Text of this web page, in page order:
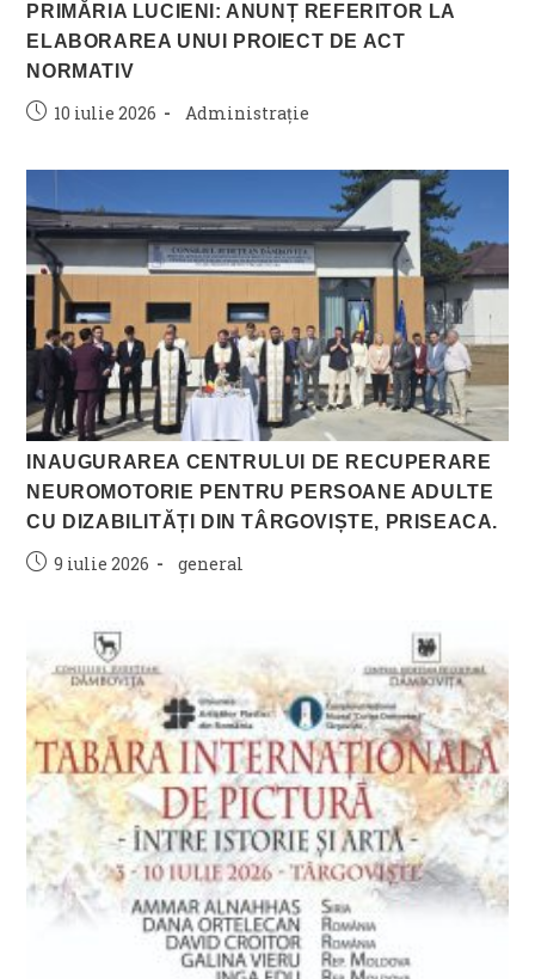
PRIMĂRIA LUCIENI: ANUNȚ REFERITOR LA
ELABORAREA UNUI PROIECT DE ACT
NORMATIV
Post10 iulie 2026
Post
Administrație
INAUGURAREA CENTRULUI DE RECUPERARE
NEUROMOTORIE PENTRU PERSOANE ADULTE
CU DIZABILITĂȚI DIN TÂRGOVIȘTE, PRISEACA.
Post9 iulie 2026
Post
general